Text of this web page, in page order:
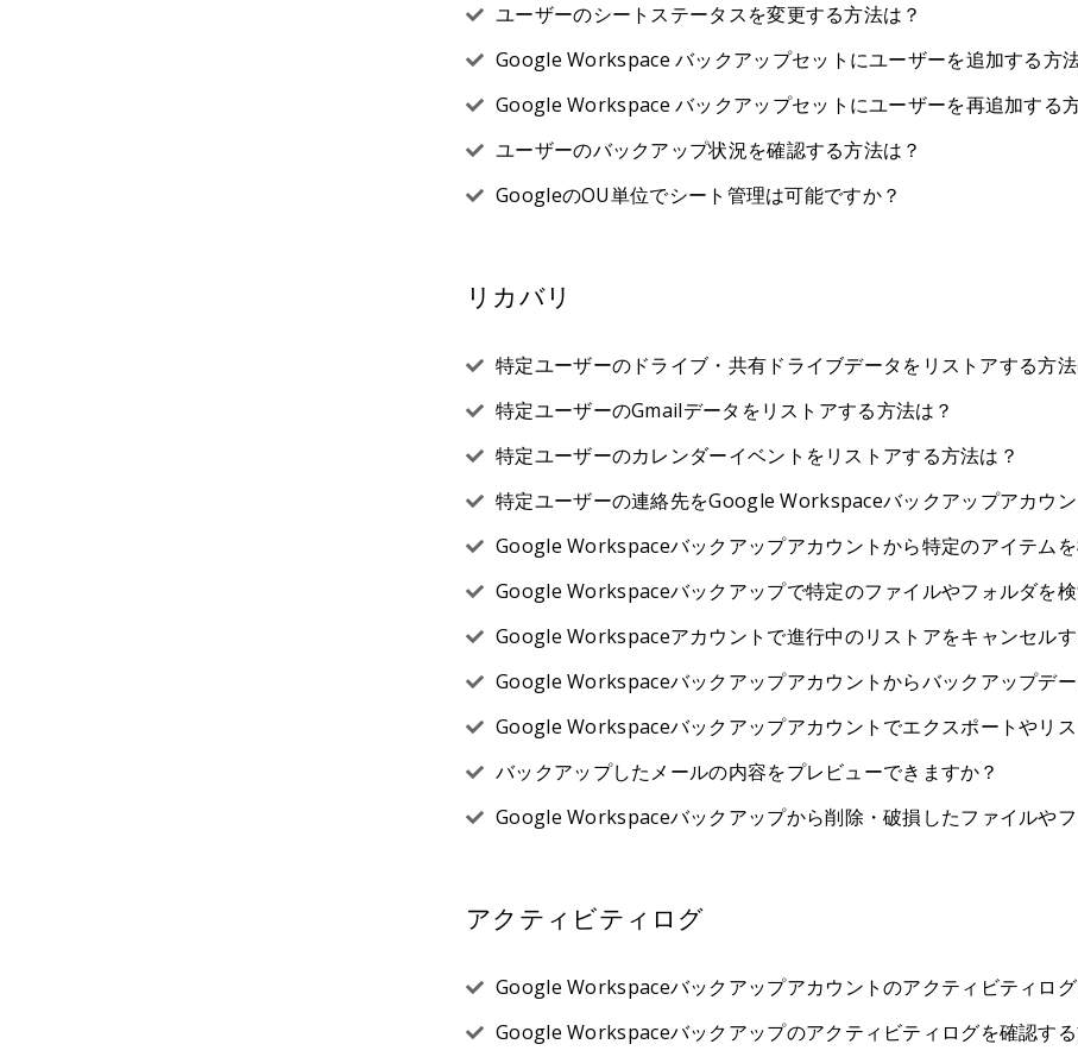
ユーザーのシートステータスを変更する方法は？
Google Workspace バックアップセットにユーザーを追加する方
Google Workspace バックアップセットにユーザーを再追加する
ユーザーのバックアップ状況を確認する方法は？
GoogleのOU単位でシート管理は可能ですか？
リカバリ
特定ユーザーのドライブ・共有ドライブデータをリストアする方法
特定ユーザーのGmailデータをリストアする方法は？
特定ユーザーのカレンダーイベントをリストアする方法は？
特定ユーザーの連絡先をGoogle Workspaceバックアップアカウ
Google Workspaceバックアップアカウントから特定のアイテム
Google Workspaceバックアップで特定のファイルやフォルダを
Google Workspaceアカウントで進行中のリストアをキャンセルす
Google Workspaceバックアップアカウントからバックアップデ
Google Workspaceバックアップアカウントでエクスポートやリ
バックアップしたメールの内容をプレビューできますか？
Google Workspaceバックアップから削除・破損したファイルや
アクティビティログ
Google Workspaceバックアップアカウントのアクティビティロ
Google Workspaceバックアップのアクティビティログを確認する